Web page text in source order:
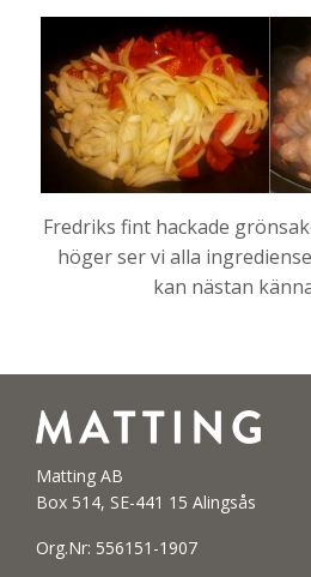
Fredriks fint hackade
höger ser vi alla
kan nästan
Matting AB
Box 514, SE-441 15 Alingsås
Org.Nr: 556151-1907